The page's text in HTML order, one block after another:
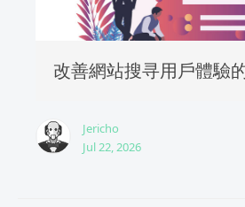
改善網站搜寻用戶體驗
Jericho
Jul 22, 2026